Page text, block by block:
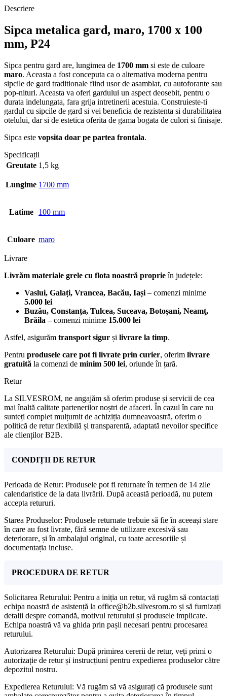
Descriere
Sipca metalica gard, maro, 1700 x 100
mm, P24
Sipca pentru gard are, lungimea de 1700 mm si este de culoare
maro. Aceasta a fost conceputa ca o alternativa moderna pentru
sipcile de gard traditionale fiind usor de asamblat, cu autoforante sau
pop-nituri. Aceasta va oferi gardului un aspect deosebit, pentru o
durata indelungata, fara grija intretinerii acestuia. Construieste-ti
gardul cu sipcile de gard si vei beneficia de rezistenta si durabilitatea
otelului, dar si de estetica oferita de gama bogata de culori si finisaje.
Sipca este vopsita doar pe partea frontala.
Specificații
Greutate 1,5 kg
Lungime 1700 mm
Latime 100 mm
Culoare maro
Livrare
Livrăm materiale grele cu flota noastră proprieîn județele:
Vaslui, Galați, Vrancea, Bacău, Iași – comenzi minime
5.000 lei
Buzău, Constanța, Tulcea, Suceava, Botoșani, Neamț,
Brăila – comenzi minime 15.000 lei
Astfel, asigurăm transport sigur și livrare la timp.
Pentru produsele care pot fi livrate prin curier, oferim livrare
gratuită la comenzi de minim 500 lei, oriunde în țară.
Retur
La SILVESROM, ne angajăm să oferim produse și servicii de cea
mai înaltă calitate partenerilor noștri de afaceri. În cazul în care nu
sunteți complet mulțumit de achiziția dumneavoastră, oferim o
politică de retur flexibilă și transparentă, adaptată nevoilor specifice
ale clienților B2B.
CONDIȚII DE RETUR
Perioada de Retur: Produsele pot fi returnate în termen de 14 zile
calendaristice de la data livrării. După această perioadă, nu putem
accepta retururi.
Starea Produselor: Produsele returnate trebuie să fie în aceeași stare
în care au fost livrate, fără semne de utilizare excesivă sau
deteriorare, și în ambalajul original, cu toate accesoriile și
documentația incluse.
PROCEDURA DE RETUR
Solicitarea Returului: Pentru a iniția un retur, vă rugăm să contactați
echipa noastră de asistență la office@b2b.silvesrom.ro și să furnizați
detalii despre comandă, motivul returului și produsele implicate.
Echipa noastră vă va ghida prin pașii necesari pentru procesarea
returului.
Autorizarea Returului: După primirea cererii de retur, veți primi o
autorizație de retur și instrucțiuni pentru expedierea produselor către
depozitul nostru.
Expedierea Returului: Vă rugăm să vă asigurați că produsele sunt